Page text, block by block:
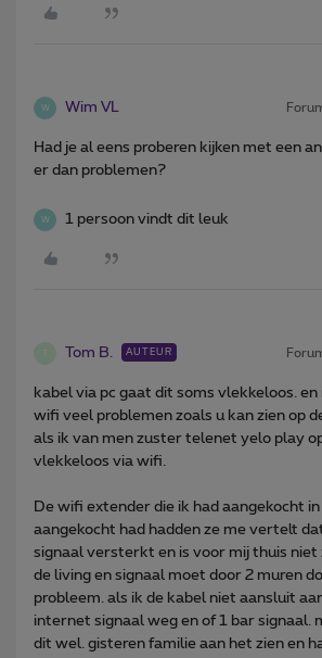
W Wim VL
Had je al eens proberen kijken met een
er dan problemen?
W 1 persoon vindt dit leuk
Tom B. AUTEUR
kabel via pc gaat dit soms vlekkeloos.
wifi veel problemen zoals u kan zien op
als ik van men zuster telenet yelo play
vlekkeloos via wifi.
De wifi extender die ik had aangekocht
aangekocht had hadden ze me vertelt
signaal versterkt en is voor mij thuis niet
de living en signaal moet door 2 muren
probleem. als ik de kabel niet aansluit
internet signaal weg en of 1 bar signaal.
dit wel. gisteren familie aan het zien en